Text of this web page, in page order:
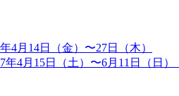
月14日（金）〜27日（木）
4月15日（土）〜6月11日（日）